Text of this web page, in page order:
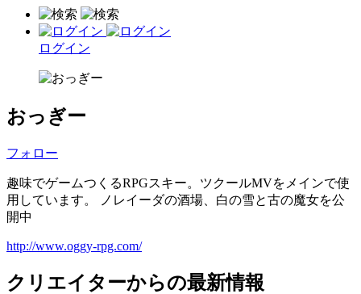
ログイン
おっぎー
フォロー
趣味でゲームつくるRPGスキー。ツクールMVをメインで使
用しています。 ノレイーダの酒場、白の雪と古の魔女を公
開中
http://www.oggy-rpg.com/
クリエイターからの最新情報